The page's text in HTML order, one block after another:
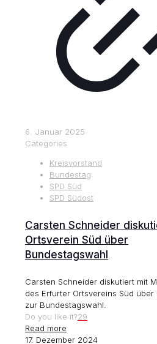
6. Januar 2025
Categories
Kreisvorstand
Bundestag
SPD Süd
SPD Südost
Carsten Schneider
Ortsverein Süd über
Bundestagswahl
Carsten Schneider diskutiert mit
des Erfurter Ortsvereins Süd über
zur Bundestagswahl.
Do you like it?29
Read more
17. Dezember 2024